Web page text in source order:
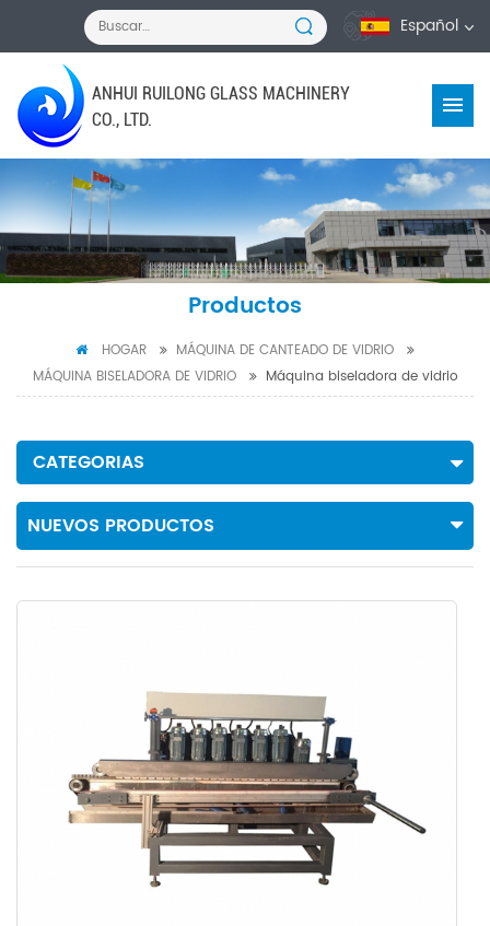
Español
ANHUI RUILONG GLASS MACHINERY
CO., LTD.
Productos
HOGAR
MÁQUINA DE CANTEADO DE VIDRIO
MÁQUINA BISELADORA DE VIDRIO
Máquina biseladora de vidrio
CATEGORIAS
NUEVOS PRODUCTOS